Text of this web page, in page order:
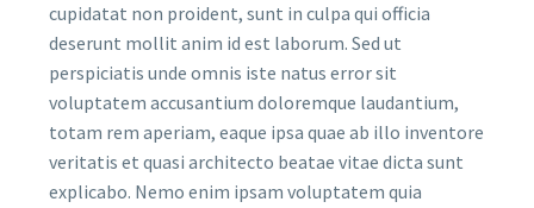
cupidatat non proident, sunt in culpa qui officia
deserunt mollit anim id est laborum. Sed ut
perspiciatis unde omnis iste natus error sit
voluptatem accusantium doloremque laudantium,
totam rem aperiam, eaque ipsa quae ab illo inventore
veritatis et quasi architecto beatae vitae dicta sunt
explicabo. Nemo enim ipsam voluptatem quia